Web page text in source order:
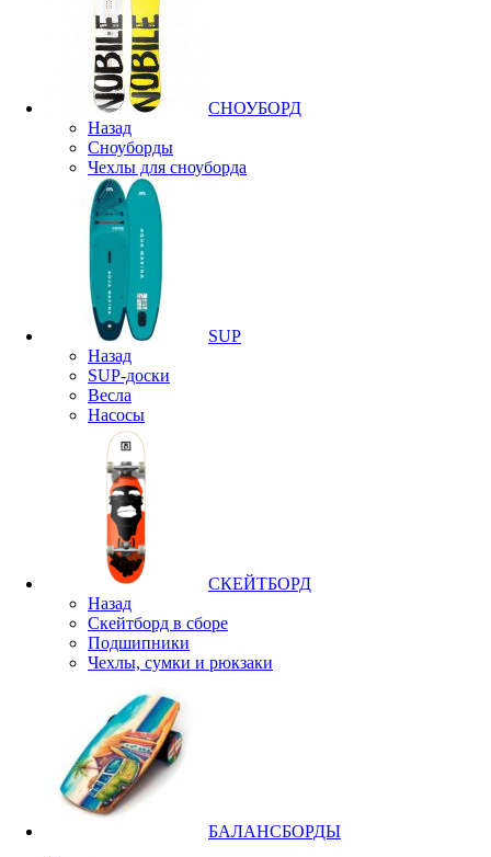
СНОУБОРД
Назад
Сноуборды
Чехлы для сноуборда
SUP
Назад
SUP-доски
Весла
Насосы
СКЕЙТБОРД
Назад
Скейтборд в сборе
Подшипники
Чехлы, сумки и рюкзаки
БАЛАНСБОРДЫ